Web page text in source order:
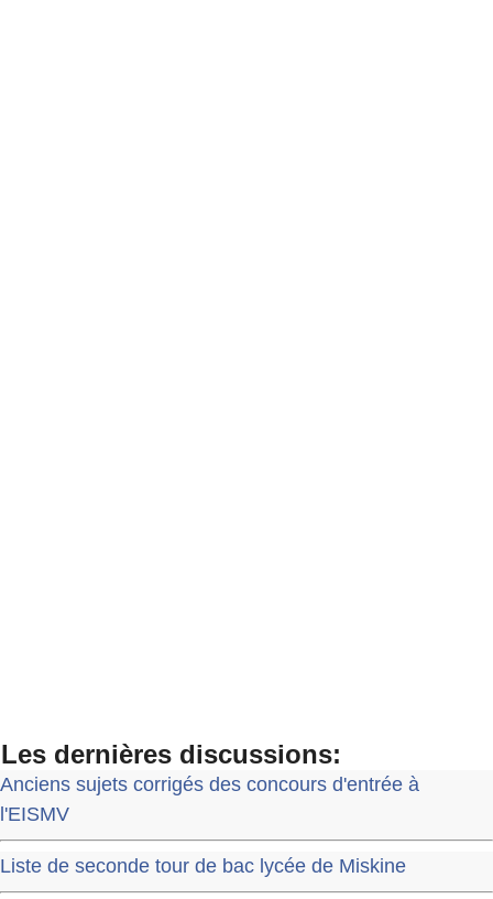
Les dernières discussions:
Anciens sujets corrigés des concours d'entrée à
l'EISMV
Liste de seconde tour de bac lycée de Miskine